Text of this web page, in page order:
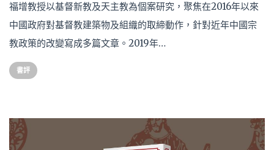
福增教授以基督新教及天主教為個案研究，聚焦在2016年以來
中國政府對基督教建築物及組織的取締動作，針對近年中國宗
教政策的改變寫成多篇文章。2019年…
書評